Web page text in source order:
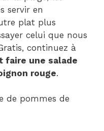
servir en
plat plus
celui que nous
continuez à
faire une salade
rouge.
de pommes de